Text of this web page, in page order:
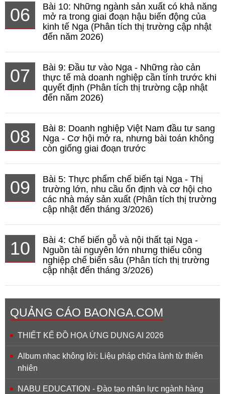
06
Bài 10: Những ngành sản xuất có khả năng
mở ra trong giai đoạn hậu biến động của
kinh tế Nga (Phân tích thị trường cập nhật
đến năm 2026)
07
Bài 9: Đầu tư vào Nga - Những rào cản
thực tế mà doanh nghiệp cần tính trước khi
quyết định (Phân tích thị trường cập nhật
đến năm 2026)
08
Bài 8: Doanh nghiệp Việt Nam đầu tư sang
Nga - Cơ hội mở ra, nhưng bài toán không
còn giống giai đoạn trước
09
Bài 5: Thực phẩm chế biến tại Nga - Thị
trường lớn, nhu cầu ổn định và cơ hội cho
các nhà máy sản xuất (Phân tích thị trường
cập nhật đến tháng 3/2026)
10
Bài 4: Chế biến gỗ và nội thất tại Nga -
Nguồn tài nguyên lớn nhưng thiếu công
nghiệp chế biến sâu (Phân tích thị trường
cập nhật đến tháng 3/2026)
QUẢNG CÁO BAONGA.COM
THIẾT KẾ ĐỒ HỌA ỨNG DỤNG AI 2026
Album nhạc không lời: Liệu pháp chữa lành từ thiên
nhiên
NABU EDUCATION - Đào tạo nhân lực ngành hàng